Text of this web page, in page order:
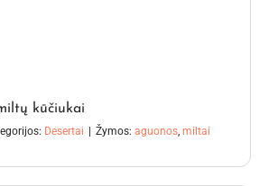
kūčiukai
Desertai | Žymos: aguonos, miltai